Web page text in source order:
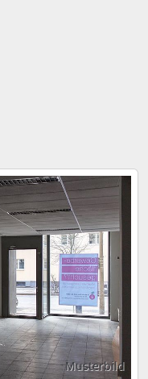
Musterbild